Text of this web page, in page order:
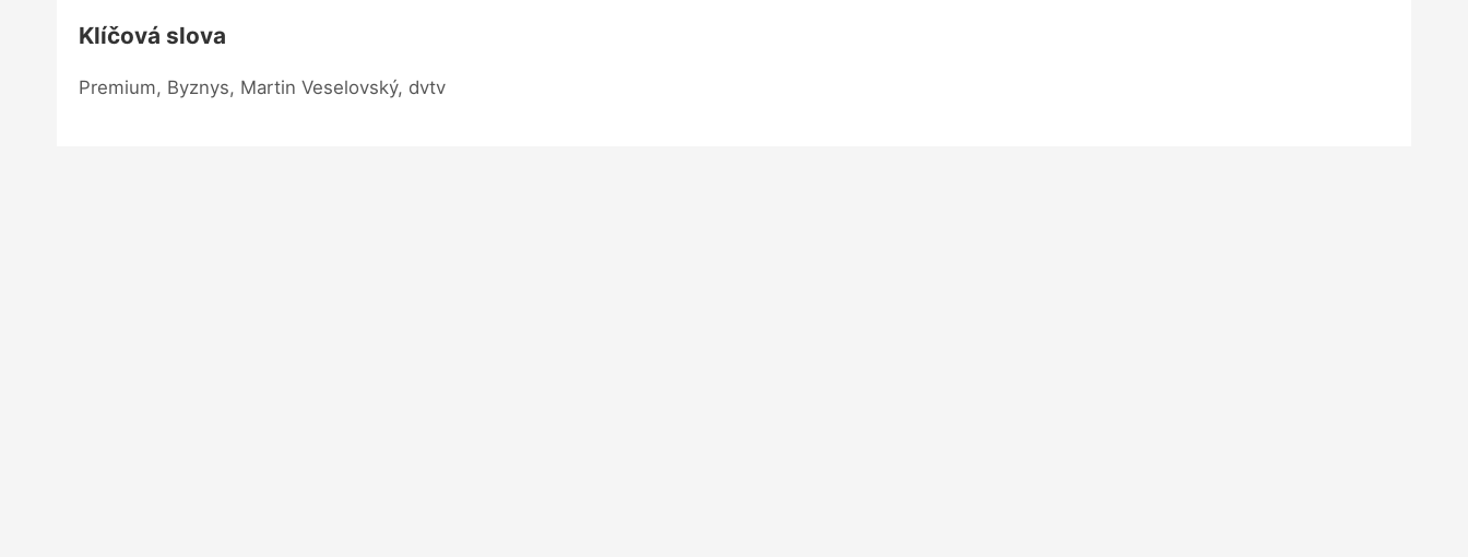
Klíčová slova
Premium, Byznys, Martin Veselovský, dvtv